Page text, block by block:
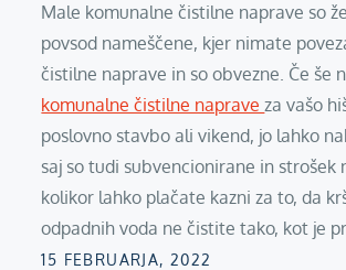
Male komunalne čistilne naprave so
povsod nameščene, kjer nimate
čistilne naprave in so obvezne. Če še
komunalne čistilne napraveza vašo
poslovno stavbo ali vikend, jo lahko
saj so tudi subvencionirane in strošek
kolikor lahko plačate kazni za to, da
odpadnih voda ne čistite tako, kot je
Posted
15 FEBRUARJA, 2022